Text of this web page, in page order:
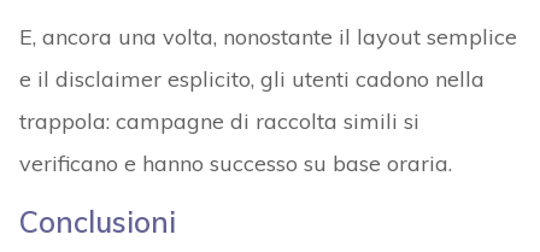
E, ancora una volta, nonostante il layout semplice
e il disclaimer esplicito, gli utenti cadono nella
trappola: campagne di raccolta simili si
verificano e hanno successo su base oraria.
Conclusioni